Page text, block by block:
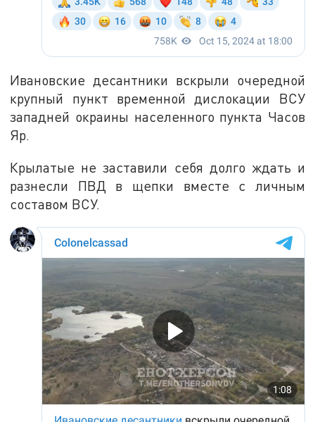
Ивановские десантники вскрыли очередной
крупный пункт временной дислокации ВСУ
западней окраины населенного пункта Часов
Яр.
Крылатые не заставили себя долго ждать и
разнесли ПВД в щепки вместе с личным
составом ВСУ.